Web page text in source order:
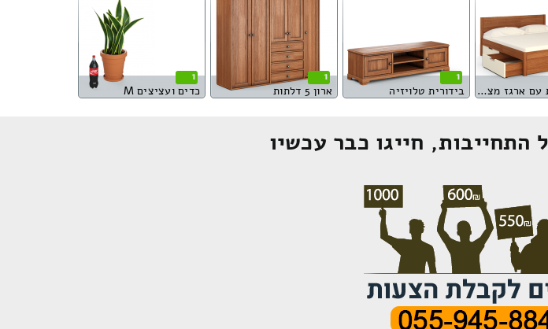
מיטה זוגית עם ארגז מצעים
1
בידורית טלויזיה
1
ארון 5 דלתות
1
כדים ועציצים M
חייגו כבר עכשיו